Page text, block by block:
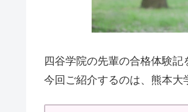
四谷学院の先輩の合格体験記
今回ご紹介するのは、熊本大